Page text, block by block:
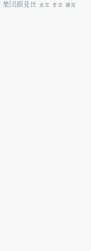
集団顔見世 食堂 青空 雑貨